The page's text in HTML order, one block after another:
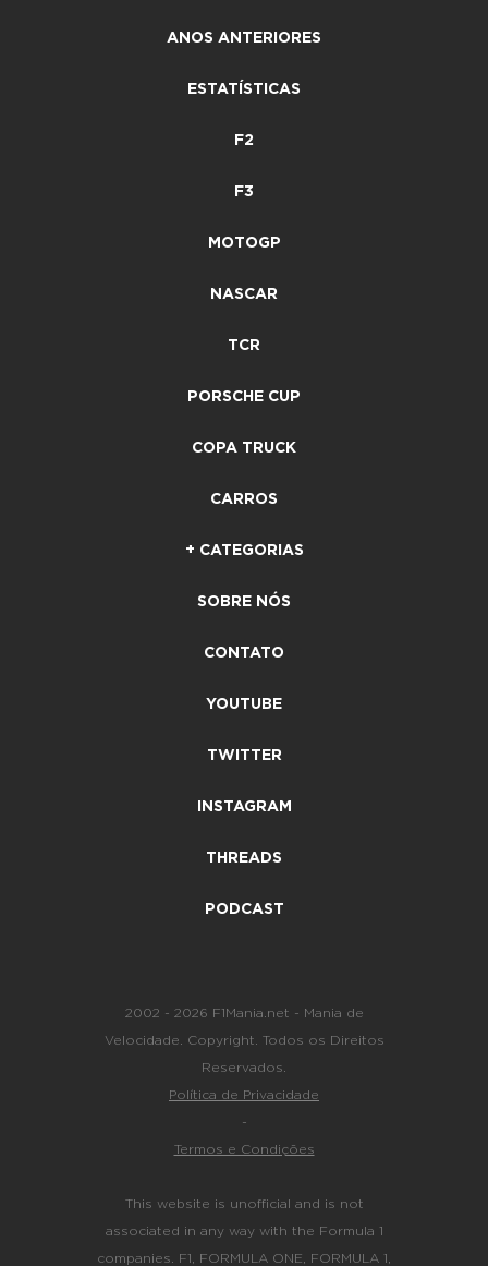
ANOS ANTERIORES
ESTATÍSTICAS
F2
F3
MOTOGP
NASCAR
TCR
PORSCHE CUP
COPA TRUCK
CARROS
+ CATEGORIAS
SOBRE NÓS
CONTATO
YOUTUBE
TWITTER
INSTAGRAM
THREADS
PODCAST
2002 - 2026 F1Mania.net - Mania de
Velocidade. Copyright. Todos os Direitos
Reservados.
Política de Privacidade
-
Termos e Condições
This website is unofficial and is not
associated in any way with the Formula 1
companies. F1, FORMULA ONE, FORMULA 1,